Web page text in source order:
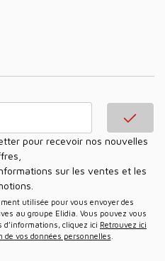
sur les ventes et les
au groupe Elidia. Vous pouvez vous
cliquez ici Retrouvez ici
de vos données personnelles